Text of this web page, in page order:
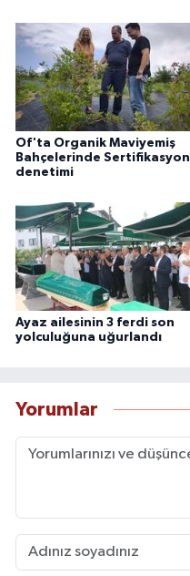
Of'ta Organik Maviyemiş
Bahçelerinde Sertifikasyon
denetimi
Ayaz ailesinin 3 ferdi son
yolculuğuna uğurlandı
Yorumlar